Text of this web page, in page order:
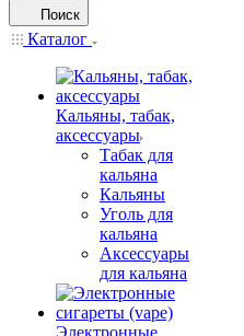
Поиск
Каталог
Кальяны, табак,
аксессуары
Табак для
кальяна
Кальяны
Уголь для
кальяна
Аксессуары
для кальяна
Электронные